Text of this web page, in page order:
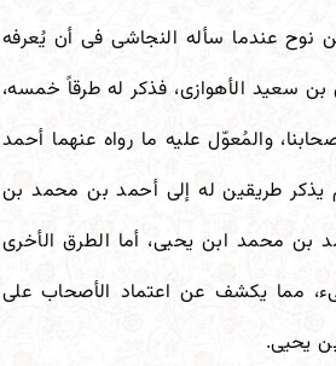
نوح عندما سأله النجاشی فی أن یُعرفه
سعید الأهوازی، فذکر له طرقاً خمسه،
والمُعوّل علیه ما رواه عنهما أحمد
طریقین له إلى أحمد بن محمد بن
محمد ابن یحیى، أما الطرق الأخرى
مما یکشف عن اعتماد الأصحاب على
یحیى.